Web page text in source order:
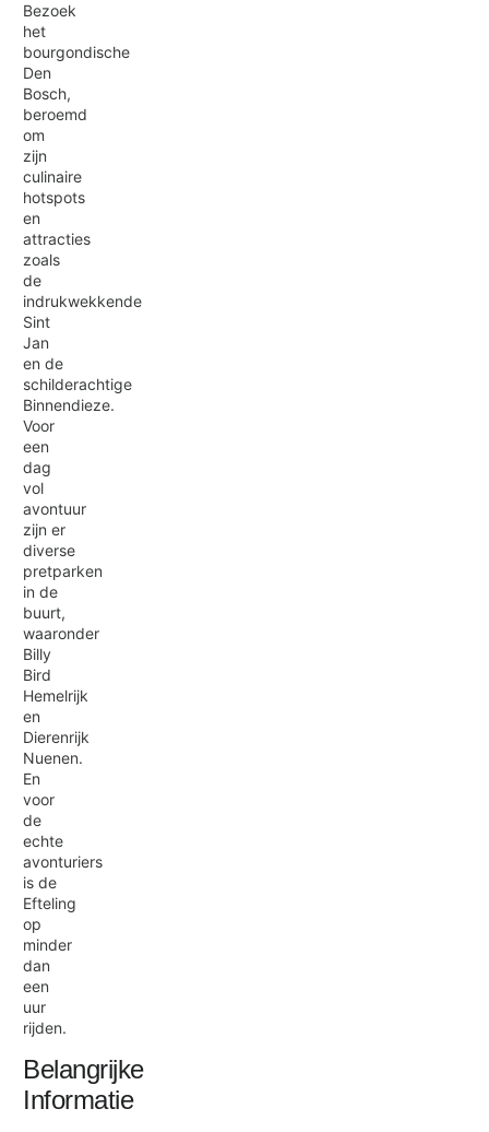
Bezoek
het
bourgondische
Den
Bosch,
beroemd
om
zijn
culinaire
hotspots
en
attracties
zoals
de
indrukwekkende
Sint
Jan
en de
schilderachtige
Binnendieze.
Voor
een
dag
vol
avontuur
zijn er
diverse
pretparken
in de
buurt,
waaronder
Billy
Bird
Hemelrijk
en
Dierenrijk
Nuenen.
En
voor
de
echte
avonturiers
is de
Efteling
op
minder
dan
een
uur
rijden.
Belangrijke
Informatie